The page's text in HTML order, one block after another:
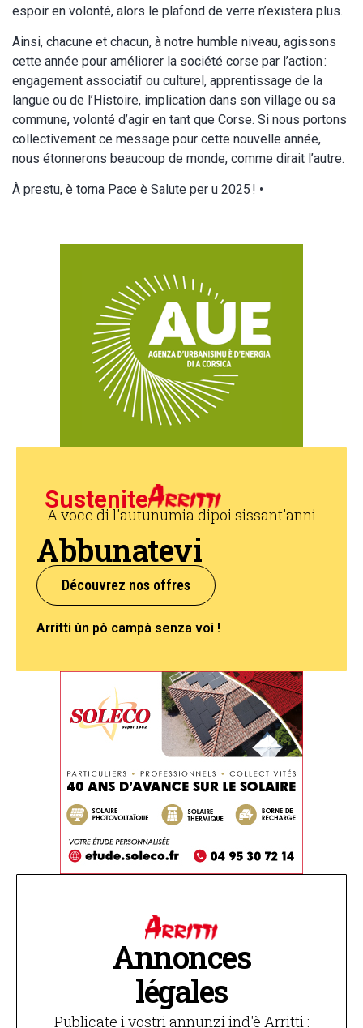
espoir en volonté, alors le plafond de verre n’existera plus.
Ainsi, chacune et chacun, à notre humble niveau, agissons
cette année pour améliorer la société corse par l’action :
engagement associatif ou culturel, apprentissage de la
langue ou de l’Histoire, implication dans son village ou sa
commune, volonté d’agir en tant que Corse. Si nous portons
collectivement ce message pour cette nouvelle année,
nous étonnerons beaucoup de monde, comme dirait l’autre.
À prestu, è torna Pace è Salute per u 2025 ! •
Sustenite
A voce di l'autunumia dipoi sissant'anni
Abbunatevi
Découvrez nos offres
Arritti ùn pò campà senza voi !
Annonces
légales
Publicate i vostri annunzi ind'è Arritti :